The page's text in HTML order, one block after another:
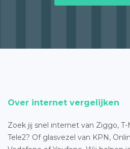
Over internet vergelijken
Zoek jij snel internet van Ziggo, T-
Tele2? Of glasvezel van KPN,